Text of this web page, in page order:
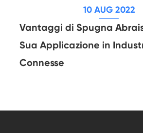
10 AUG 2022
Vantaggi di Spugna
Sua Applicazione in
Connesse